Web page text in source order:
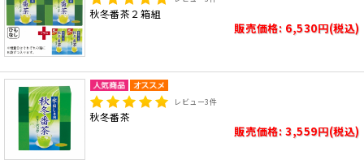
秋冬番茶２箱組
販売価格: 6,530円(税込)
レビュー3件
秋冬番茶
販売価格: 3,559円(税込)